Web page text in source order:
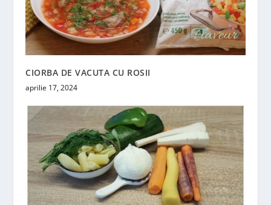
CIORBA DE VACUTA CU ROSII
aprilie 17, 2024